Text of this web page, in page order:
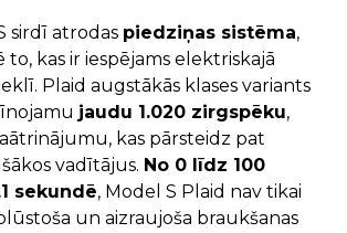
sirdī atrodas piedziņas sistēma,
to, kas ir iespējams elektriskajā
Plaid augstākās klases variants
jaudu 1.020 zirgspēku,
kas pārsteidz pat
vadītājus. No 0 līdz 100
sekundē, Model S Plaid nav tikai
un aizraujoša braukšanas